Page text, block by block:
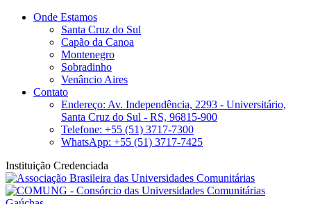
Onde Estamos
Santa Cruz do Sul
Capão da Canoa
Montenegro
Sobradinho
Venâncio Aires
Contato
Endereço: Av. Independência, 2293 - Universitário,
Santa Cruz do Sul - RS, 96815-900
Telefone: +55 (51) 3717-7300
WhatsApp: +55 (51) 3717-7425
Instituição Credenciada